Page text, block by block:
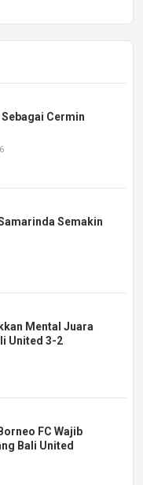
Cermin
Semakin
Mental Juara
United 3-2
FC Wajib
Bali United